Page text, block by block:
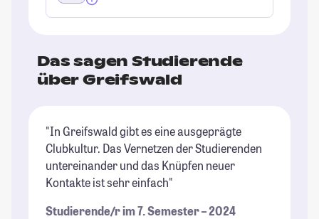
Das sagen Studierende
über Greifswald
"In Greifswald gibt es eine ausgeprägte
Clubkultur. Das Vernetzen der Studierenden
untereinander und das Knüpfen neuer
Kontakte ist sehr einfach"
Studierende/r im 7. Semester – 2024